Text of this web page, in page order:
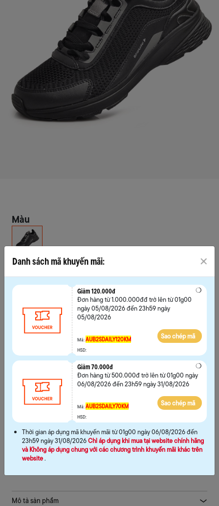
Màu
Chọn size
Hướng dẫn chọn size
35 36 37
38
35 36
37
38
39
37
38 39
MUA NGAY
THÊM VÀO GIỎ
Mô tả sản phẩm
Danh sách mã khuyến mãi:
Giảm 120.000đ
Đơn hàng từ 1.000.000đđ trở lên từ 01g00
ngày 05/08/2026 đến 23h59 ngày
05/08/2026
Mã:AUB2SDAILY120KM Sao chép mã
HSD:
Giảm 70.000đ
Đơn hàng từ 500.000đ trở lên từ 01g00 ngày
06/08/2026 đến 23h59 ngày 31/08/2026
Mã:AUB2SDAILY70KM Sao chép mã
HSD:
Thời gian áp dụng mã khuyến mãi từ 01g00 ngày 06/08/2026 đến
23h59 ngày 31/08/2026Chỉ áp dụng khi mua tại website chính hãng
và Không áp dụng chung với các chương trình khuyến mãi khác trên
website.